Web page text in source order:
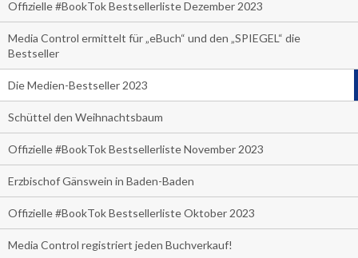
Offizielle #BookTok Bestsellerliste Dezember 2023
Media Control ermittelt für „eBuch“ und den „SPIEGEL“ die
Bestseller
Die Medien-Bestseller 2023
Schüttel den Weihnachtsbaum
Offizielle #BookTok Bestsellerliste November 2023
Erzbischof Gänswein in Baden-Baden
Offizielle #BookTok Bestsellerliste Oktober 2023
Media Control registriert jeden Buchverkauf!